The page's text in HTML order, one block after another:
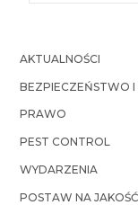
AKTUALNOŚCI
BEZPIECZEŃSTWO I
PRAWO
PEST CONTROL
WYDARZENIA
POSTAW NA